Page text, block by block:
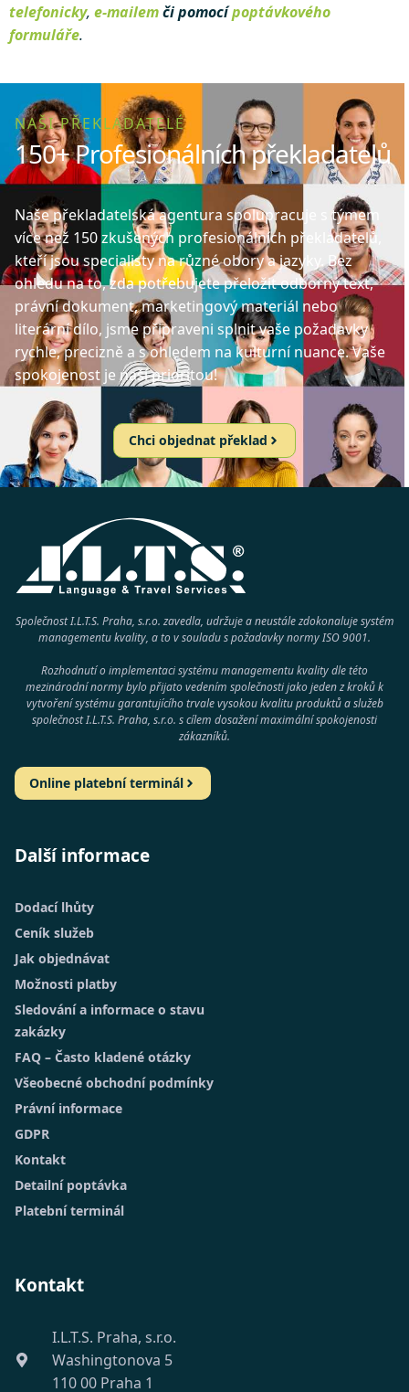
telefonicky, e-mailemči pomocípoptávkového
formuláře.
NAŠI PŘEKLADATELÉ
150+ Profesionálních překladatelů
Naše překladatelská agentura spolupracuje s týmem
více než 150 zkušených profesionálních překladatelů,
kteří jsou specialisty na různé obory a jazyky. Bez
ohledu na to, zda potřebujete přeložit odborný text,
právní dokument, marketingový materiál nebo
literární dílo, jsme připraveni splnit vaše požadavky
rychle, precizně a s ohledem na kulturní nuance. Vaše
spokojenost je naší prioritou!
Chci objednat překlad
Společnost I.L.T.S. Praha, s.r.o. zavedla, udržuje a neustále zdokonaluje systém
managementu kvality, a to v souladu s požadavky normyISO 9001.
Rozhodnutí o implementaci systému managementu kvality dle této
mezinárodní normy bylo přijato vedením společnosti jako jeden z kroků k
vytvoření systému garantujícího trvale vysokou kvalitu produktů a služeb
společnostI.L.T.S. Praha, s.r.o. s cílem dosažení maximální spokojenosti
zákazníků.
Online platební terminál
Další informace
Dodací lhůty
Ceník služeb
Jak objednávat
Možnosti platby
Sledování a informace o stavu
zakázky
FAQ – Často kladené otázky
Všeobecné obchodní podmínky
Právní informace
GDPR
Kontakt
Detailní poptávka
Platební terminál
Kontakt
I.L.T.S. Praha, s.r.o.
Washingtonova 5
110 00 Praha 1